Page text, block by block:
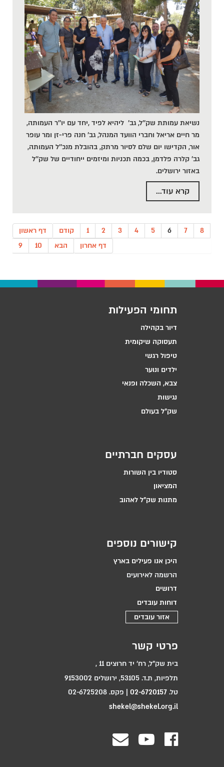
נשיאת עמותת שק''ל, גב' ליהיא לפיד ,יחד עם יו''ר העמותה,
מר חיים אריאל וחברי הוועד המנהל, גב' חנה פרי-זן ומר עופר
אור, הקדישו יום שלם לסיור מרתק, בהובלת מנכ''ל העמותה,
גב' קלרה פלדמן, בכמה תכניות ומיזמים ייחודיים של שק''ל
באזור ירושלים.
קרא עוד...
דף ראשון קודם 1 2 3 4 5 6 7
8
9
10 הבא דף אחרון
תחומי הפעילות
דיור בקהילה
תעסוקה שיקומית
טיפול רגשי
ילדים ונוער
צבא, השכלה ופנאי
נגישות
שק״ל בעולם
עסקים חברתיים
סטודיו בין השורות
המציאון
מתנות שק״ל לאהוב
קישורים נוספים
היכן אנו פעילים בארץ
הרשמה לאירועים
דרושים
דוחות עובדים
אזור עובדים
פרטי קשר
בית שק"ל, רח‘ יד חרוצים 11 ,
תלפיות, ת.ד. 53105, ירושלים 9153002
טל.02-6720157 | פקס. 02-6725208
shekel@shekel.org.il